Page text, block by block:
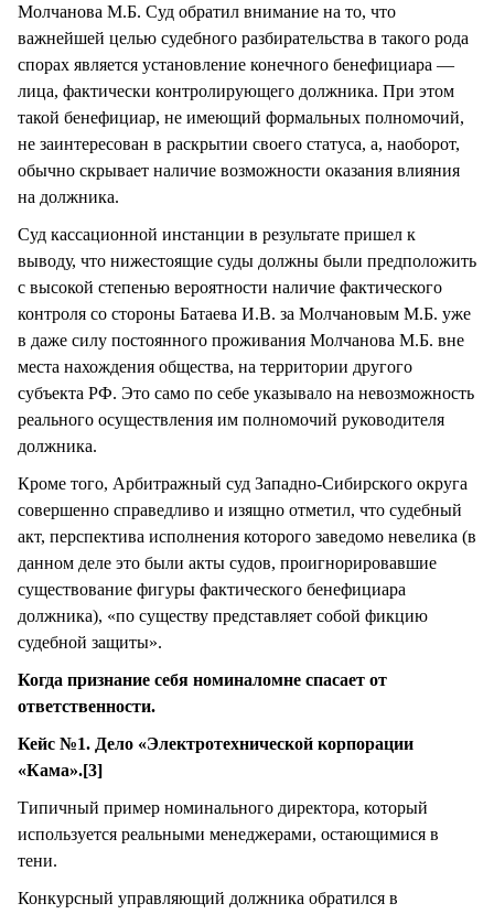
Молчанова М.Б. Суд обратил внимание на то, что
важнейшей целью судебного разбирательства в такого рода
спорах является установление конечного бенефициара —
лица, фактически контролирующего должника. При этом
такой бенефициар, не имеющий формальных полномочий,
не заинтересован в раскрытии своего статуса, а, наоборот,
обычно скрывает наличие возможности оказания влияния
на должника.
Суд кассационной инстанции в результате пришел к
выводу, что нижестоящие суды должны были предположить
с высокой степенью вероятности наличие фактического
контроля со стороны Батаева И.В. за Молчановым М.Б. уже
в даже силу постоянного проживания Молчанова М.Б. вне
места нахождения общества, на территории другого
субъекта РФ. Это само по себе указывало на невозможность
реального осуществления им полномочий руководителя
должника.
Кроме того, Арбитражный суд Западно-Сибирского округа
совершенно справедливо и изящно отметил, что судебный
акт, перспектива исполнения которого заведомо невелика (в
данном деле это были акты судов, проигнорировавшие
существование фигуры фактического бенефициара
должника), «по существу представляет собой фикцию
судебной защиты».
Когда признание себя номиналомне спасает от
ответственности.
Кейс №1. Дело «Электротехнической корпорации
«Кама».[3]
Типичный пример номинального директора, который
используется реальными менеджерами, остающимися в
тени.
Конкурсный управляющий должника обратился в